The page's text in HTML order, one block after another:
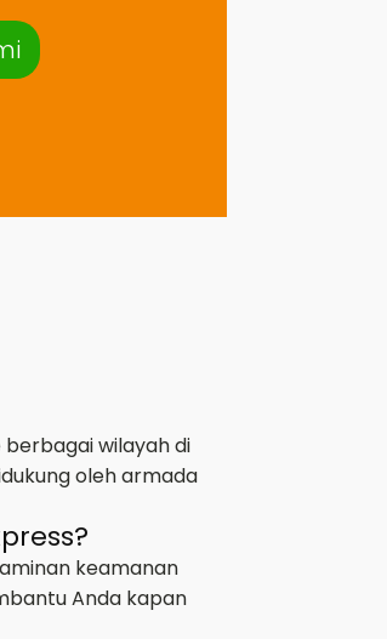
wilayah di
oleh armada
keamanan
Anda kapan